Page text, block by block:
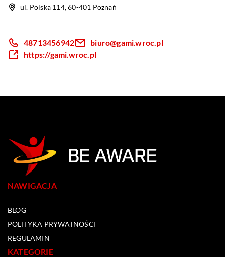
ul. Polska 114, 60-401 Poznań
48713456942
biuro@gami.wroc.pl
https://gami.wroc.pl
NAWIGACJA
BLOG
POLITYKA PRYWATNOŚCI
REGULAMIN
KATEGORIE